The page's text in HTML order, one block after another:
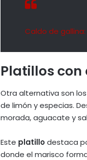
Caldo de
Platillos
Otra alternativa son
de limón y especias.
morada, aguacate y
Este platillodestaca
donde el marisco